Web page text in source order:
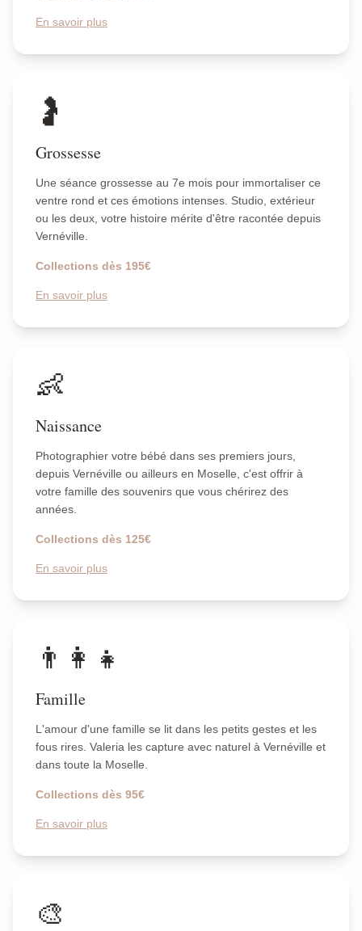
En savoir plus
🤰
Grossesse
Une séance grossesse au 7e mois pour immortaliser ce
ventre rond et ces émotions intenses. Studio, extérieur
ou les deux, votre histoire mérite d'être racontée depuis
Vernéville.
Collections dès 195€
En savoir plus
👶
Naissance
Photographier votre bébé dans ses premiers jours,
depuis Vernéville ou ailleurs en Moselle, c'est offrir à
votre famille des souvenirs que vous chérirez des
années.
Collections dès 125€
En savoir plus
👨‍👩‍👧
Famille
L'amour d'une famille se lit dans les petits gestes et les
fous rires. Valeria les capture avec naturel à Vernéville et
dans toute la Moselle.
Collections dès 95€
En savoir plus
🎨